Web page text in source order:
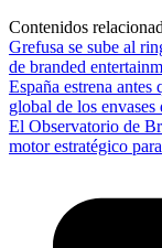
Contenidos
Grefusa se sube al
de branded
España estrena
global de los envases
El Observatorio de
motor estratégico